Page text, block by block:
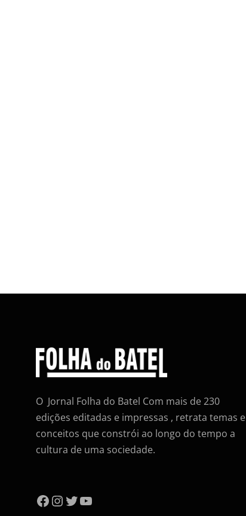
O Jornal Folha do Batel Com mais de 230
edições editadas e impressas , retrata temas e
conceitos que constrói ao longo do tempo a
cultura de uma sociedade.
Facebook
Instagram
Twitter
YouTube